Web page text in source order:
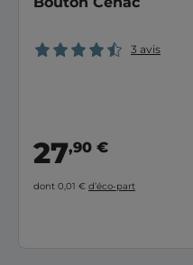
3 avis
27,90 €
dont 0,01 € d’éco-part